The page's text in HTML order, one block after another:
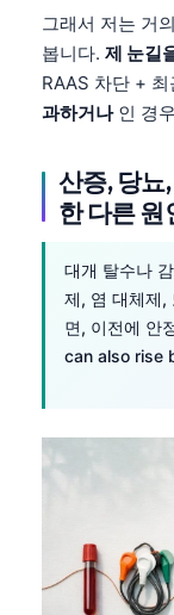
그래서 저는 거
봅니다. 제 눈길
RAAS 차단 +
과하거나인 경
산증, 당뇨
한 다른 원
대개 탈수나
제, 염 대체제,
면, 이전에 안
can also rise